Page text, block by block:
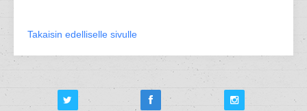
Takaisin edelliselle sivulle